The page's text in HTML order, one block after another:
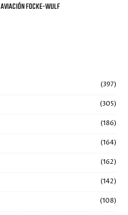
FOCKE-WULF
(397)
(305)
(186)
(164)
(162)
(142)
(108)